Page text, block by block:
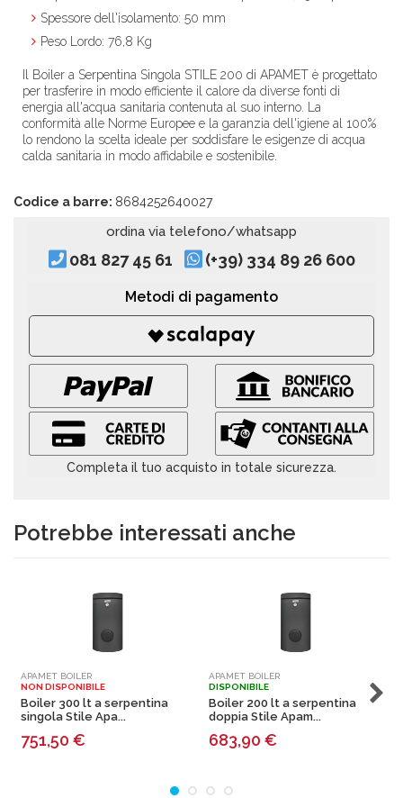
Spessore dell'isolamento: 50 mm
Peso Lordo: 76,8 Kg
Il Boiler a Serpentina Singola STILE 200 di APAMET è progettato
per trasferire in modo efficiente il calore da diverse fonti di
energia all'acqua sanitaria contenuta al suo interno. La
conformità alle Norme Europee e la garanzia dell'igiene al 100%
lo rendono la scelta ideale per soddisfare le esigenze di acqua
calda sanitaria in modo affidabile e sostenibile.
Codice a barre: 8684252640027
ordina via telefono/whatsapp
081 827 45 61 (+39) 334 89 26 600
Metodi di pagamento
Completa il tuo acquisto in totale sicurezza.
Potrebbe interessati anche
APAMET BOILER
NON DISPONIBILE
Boiler 300 lt a serpentina
singola Stile Apa...
751,50 €
APAMET BOILER
DISPONIBILE
Boiler 200 lt a serpentina
doppia Stile Apam...
683,90 €